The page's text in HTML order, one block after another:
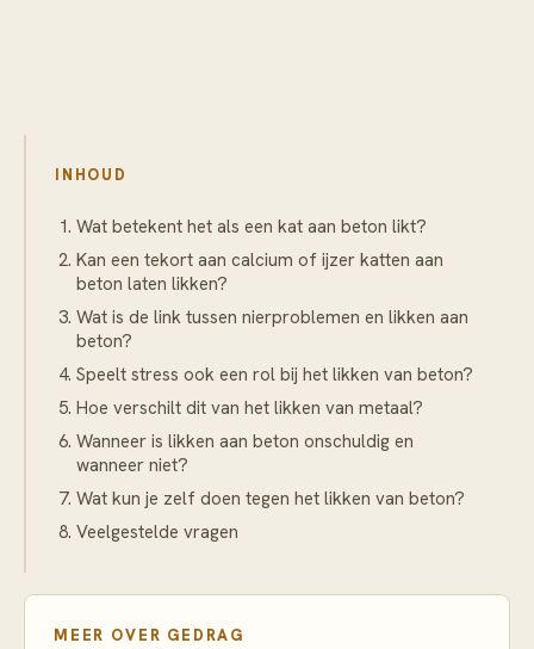
INHOUD
Wat betekent het als een kat aan beton likt?
Kan een tekort aan calcium of ijzer katten aan
beton laten likken?
Wat is de link tussen nierproblemen en likken aan
beton?
Speelt stress ook een rol bij het likken van beton?
Hoe verschilt dit van het likken van metaal?
Wanneer is likken aan beton onschuldig en
wanneer niet?
Wat kun je zelf doen tegen het likken van beton?
Veelgestelde vragen
MEER OVER GEDRAG